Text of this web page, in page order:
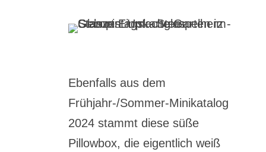
Ebenfalls aus dem
Frühjahr-/Sommer-Minikatalog
2024 stammt diese süße
Pillowbox, die eigentlich weiß